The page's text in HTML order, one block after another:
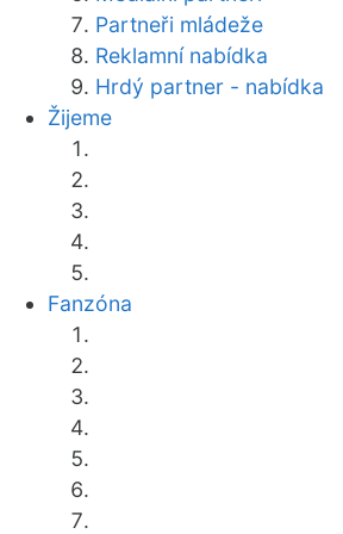
Partneři mládeže
Reklamní nabídka
Hrdý partner - nabídka
Žijeme
Fanzóna